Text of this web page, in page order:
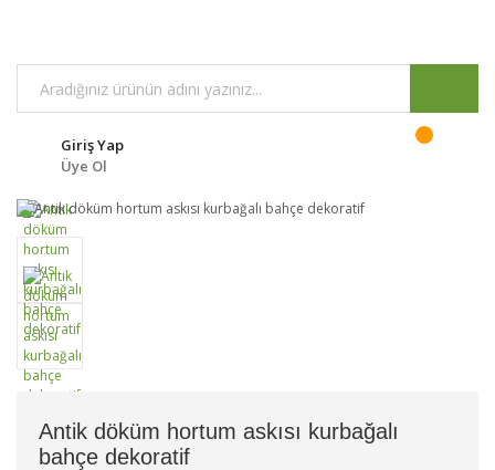
Giriş Yap
Üye Ol
Antik döküm hortum askısı kurbağalı
bahçe dekoratif